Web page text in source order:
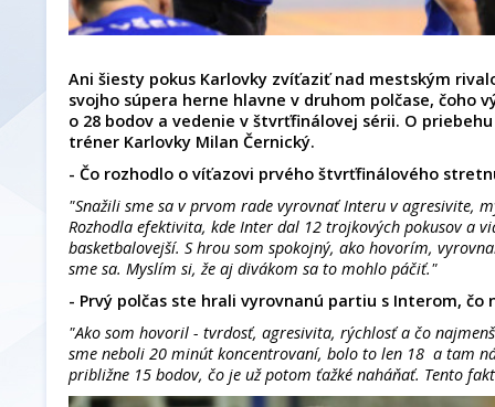
Ani šiesty pokus Karlovky zvíťaziť nad mestským
svojho súpera herne hlavne v druhom polčase, čoho
o 28 bodov a vedenie v štvrťfinálovej sérii. O
tréner Karlovky Milan Černický.
- Čo rozhodlo o víťazovi prvého štvrťfinálového
"Snažili sme sa v prvom rade vyrovnať Interu v agresivite,
Rozhodla efektivita, kde Inter dal 12 trojkových pokusov a
basketbalovejší. S hrou som spokojný, ako hovorím,
sme sa. Myslím si, že aj divákom sa to mohlo páčiť."
- Prvý polčas ste hrali vyrovnanú partiu s Interom, čo
"Ako som hovoril - tvrdosť, agresivita, rýchlosť a čo
sme neboli 20 minút koncentrovaní, bolo to len 18 a tam
približne 15 bodov, čo je už potom ťažké naháňať. Tento